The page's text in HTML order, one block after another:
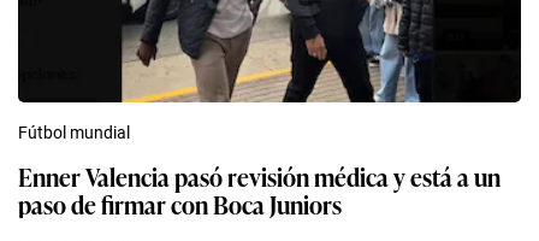
Fútbol mundial
Enner Valencia pasó revisión médica y está a un
paso de firmar con Boca Juniors